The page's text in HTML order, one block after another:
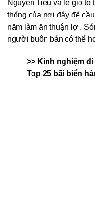
Nguyên Tiêu và lễ giỗ tổ
thống của nơi đây để
năm làm ăn thuận lợi.
người buôn bán có thể
>> Kinh nghiệm đi
Top 25 bãi biển